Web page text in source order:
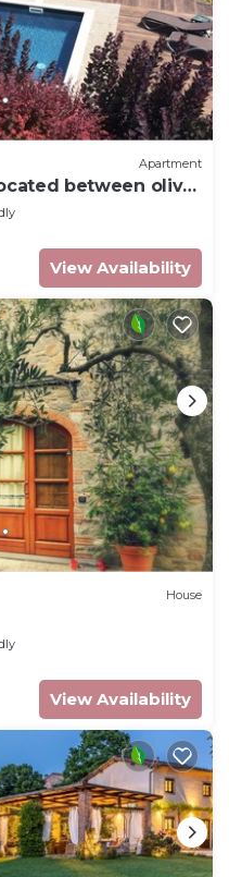
Apartment
between olive
View Availability
House
View Availability